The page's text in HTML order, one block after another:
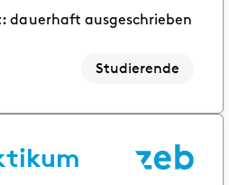
dauerhaft ausgeschrieben
Studierende